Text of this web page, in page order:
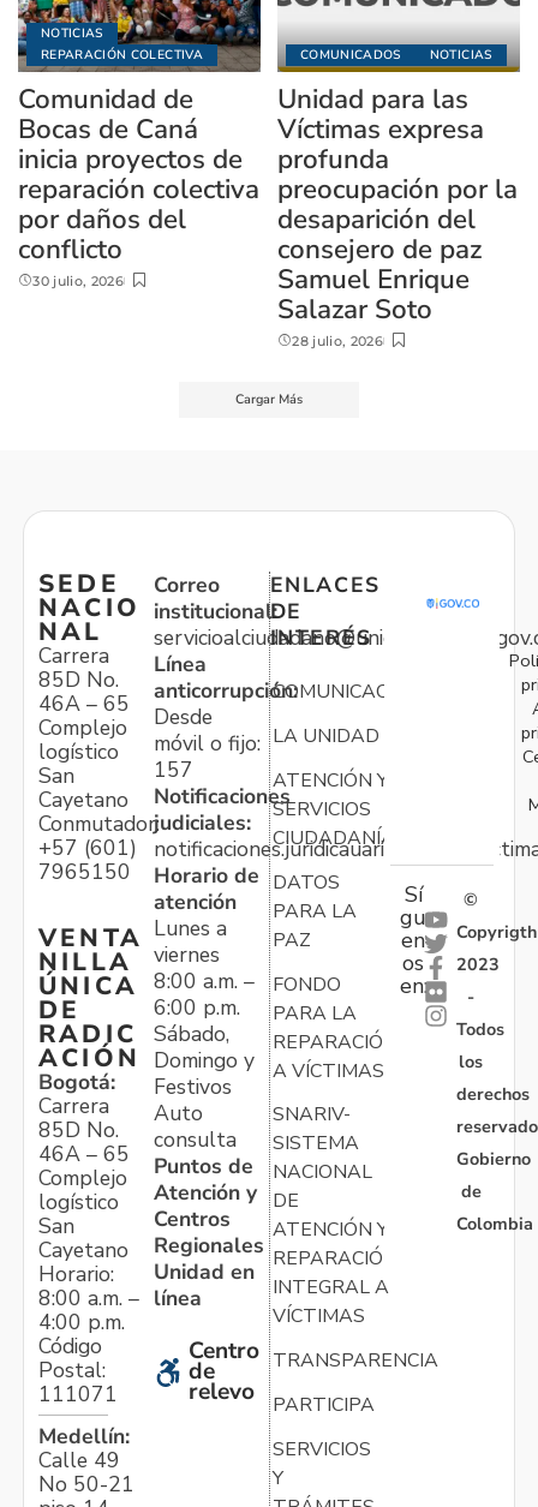
NOTICIAS
REPARACIÓN COLECTIVA
Comunidad de
Bocas de Caná
inicia proyectos de
reparación colectiva
por daños del
conflicto
30 julio, 2026
COMUNICADOS NOTICIAS
Unidad para las
Víctimas expresa
profunda
preocupación por la
desaparición del
consejero de paz
Samuel Enrique
Salazar Soto
28 julio, 2026
Cargar Más
SEDE
NACIO
NAL
Carrera
85D No.
46A – 65
Complejo
logístico
San
Cayetano
Conmutador:
+57 (601)
7965150
VENTA
NILLA
ÚNICA
DE
RADIC
ACIÓN
Bogotá:
Carrera
85D No.
46A – 65
Complejo
logístico
San
Cayetano
Horario:
8:00 a.m. –
4:00 p.m.
Código
Postal:
111071
Medellín:
Calle 49
No 50-21
Correo
institucional:
Línea
anticorrupción:
Desde
móvil o fijo:
157
Notificaciones
judiciales:
Horario de
atención
Lunes a
viernes
8:00 a.m. –
6:00 p.m.
Sábado,
Domingo y
Festivos
Auto
consulta
Puntos de
Atención y
Centros
Regionales
Unidad en
línea
Centro
de
relevo
ENLACES
DE
INTERÉS
COMUNICACIONES
LA UNIDAD
ATENCIÓN Y
SERVICIOS
CIUDADANÍA
DATOS
PARA LA
PAZ
FONDO
PARA LA
REPARACIÓN
A VÍCTIMAS
SNARIV-
SISTEMA
NACIONAL
DE
ATENCIÓN Y
REPARACIÓN
INTEGRAL A
VÍCTIMAS
TRANSPARENCIA
PARTICIPA
SERVICIOS
Y
Sí
gu
en
os
en:
©
Copyrigth
2023
-
Todos
los
derechos
Gobierno
de
Colombia